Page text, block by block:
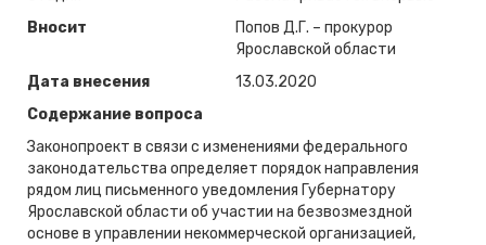
Вносит
Попов Д.Г. – прокурор
Ярославской области
Дата внесения
13.03.2020
Содержание вопроса
Законопроект в связи с изменениями федерального
законодательства определяет порядок направления
рядом лиц письменного уведомления Губернатору
Ярославской области об участии на безвозмездной
основе в управлении некоммерческой организацией,